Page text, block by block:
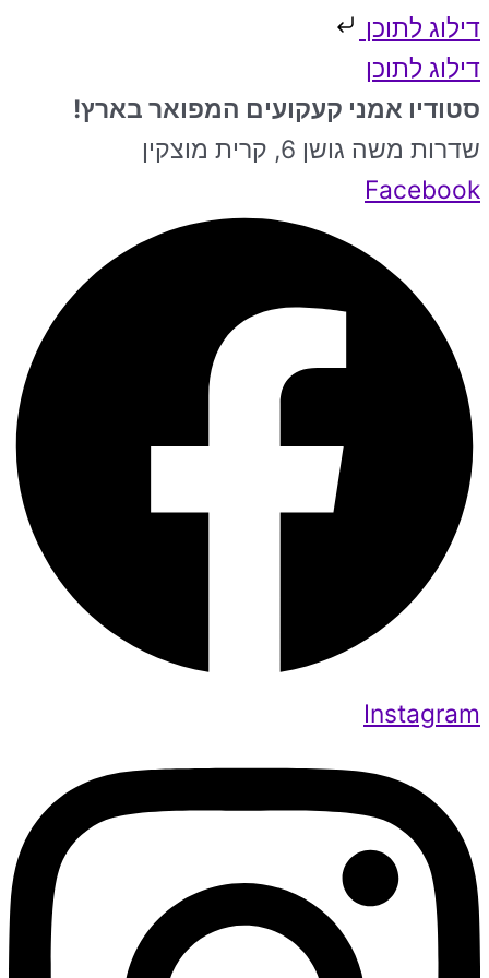
דילוג לתוכן
דילוג לתוכן
סטודיו אמני קעקועים המפואר בארץ!
שדרות משה גושן 6, קרית מוצקין
Facebook
Instagram